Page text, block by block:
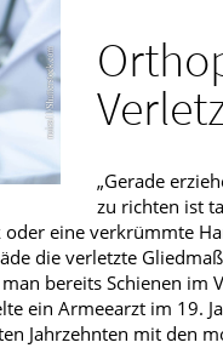
„Gerade
zu richten ist
eine verkrümmte
die verletzte
bereits Schienen
ein Armeearzt im 19.
Jahrzehnten mit den